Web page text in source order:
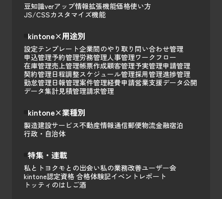
豆知識verアップ情報拡張機能価格使い方
JS/CSSカスタマイズ機能
kintone×用途別
設定テンプレート企業間のやり取り 問い合わせ管理
申込管理予約管理労務管理人事管理ワークフロー
在庫管理売上管理帳票作成顧客管理予実管理申請管理
契約管理日程調整スケジュール管理採用管理進捗管理
勤怠管理日報管理案件管理経費申請営業支援データ公開
データ集計見積管理請求管理
kintone×業種別
製造建設サービス不動産情報通信郵便物流金融宿泊
行政・自治体
特集・連載
私とトヨクモとの出会い私の業務改善ユーザー会
kintone認定資格 合格体験記イベントレポート
トッティのはしご酒